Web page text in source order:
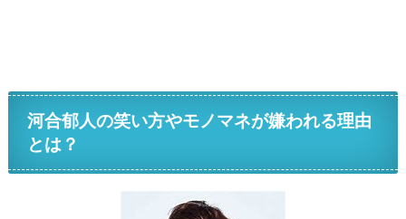
河合郁人の笑い方やモノマネが嫌われる理由
とは？